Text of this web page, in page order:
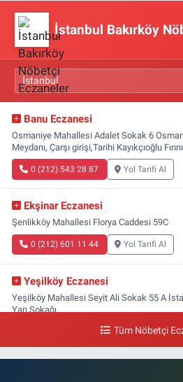
İstanbul Bakırköy
Banu Eczanesi
Osmaniye Mahallesi Adalet Sokak 6
Meydanı, Çarşı girişi,Tarihi Kayıkçıoğlu
0 (212) 543 28 87 Yol Tarifi Al
Ekşinar Eczanesi
Şenlikköy Mahallesi Florya Caddesi 59C
0 (212) 601 11 44 Yol Tarifi Al
Yeşilköy Eczanesi
Yeşilköy Mahallesi Seyit Ali Sokak 55 A
Yan Sokağı
Yol Tarifi Al
Tüm Nöbetçi